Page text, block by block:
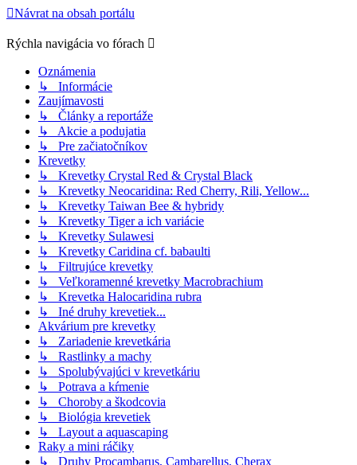
Návrat na obsah portálu
Rýchla navigácia vo fórach
Oznámenia
↳ Informácie
Zaujímavosti
↳ Články a reportáže
↳ Akcie a podujatia
↳ Pre začiatočníkov
Krevetky
↳ Krevetky Crystal Red & Crystal Black
↳ Krevetky Neocaridina: Red Cherry, Rili, Yellow...
↳ Krevetky Taiwan Bee & hybridy
↳ Krevetky Tiger a ich variácie
↳ Krevetky Sulawesi
↳ Krevetky Caridina cf. babaulti
↳ Filtrujúce krevetky
↳ Veľkoramenné krevetky Macrobrachium
↳ Krevetka Halocaridina rubra
↳ Iné druhy krevetiek...
Akvárium pre krevetky
↳ Zariadenie krevetkária
↳ Rastlinky a machy
↳ Spolubývajúci v krevetkáriu
↳ Potrava a kŕmenie
↳ Choroby a škodcovia
↳ Biológia krevetiek
↳ Layout a aquascaping
Raky a mini ráčiky
↳ Druhy Procambarus, Cambarellus, Cherax